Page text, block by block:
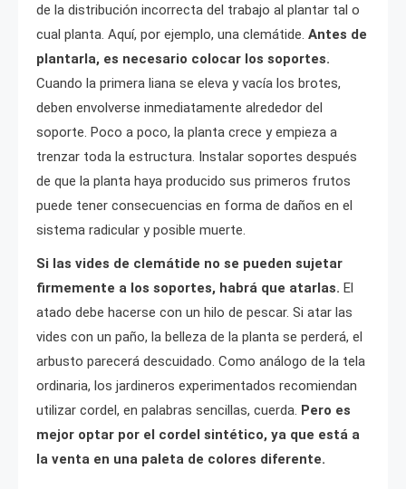
de la distribución incorrecta del trabajo al plantar tal o
cual planta. Aquí, por ejemplo, una clemátide. Antes de
plantarla, es necesario colocar los soportes.
Cuando la primera liana se eleva y vacía los brotes,
deben envolverse inmediatamente alrededor del
soporte. Poco a poco, la planta crece y empieza a
trenzar toda la estructura. Instalar soportes después
de que la planta haya producido sus primeros frutos
puede tener consecuencias en forma de daños en el
sistema radicular y posible muerte.
Si las vides de clemátide no se pueden sujetar
firmemente a los soportes, habrá que atarlas. El
atado debe hacerse con un hilo de pescar. Si atar las
vides con un paño, la belleza de la planta se perderá, el
arbusto parecerá descuidado. Como análogo de la tela
ordinaria, los jardineros experimentados recomiendan
utilizar cordel, en palabras sencillas, cuerda. Pero es
mejor optar por el cordel sintético, ya que está a
la venta en una paleta de colores diferente.